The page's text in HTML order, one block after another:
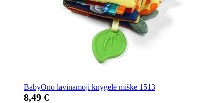
BabyOno lavinamoji knygelė miške 1513
8,49 €